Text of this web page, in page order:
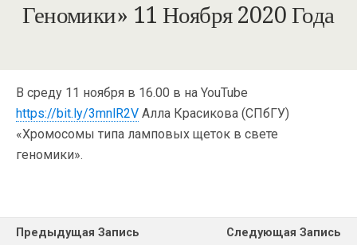
Геномики» 11 Ноября 2020 Года
В среду 11 ноября в 16.00 в на YouTube
https://bit.ly/3mnlR2V Алла Красикова (СПбГУ)
«Хромосомы типа ламповых щеток в свете
геномики».
Предыдущая Запись
Следующая Запись